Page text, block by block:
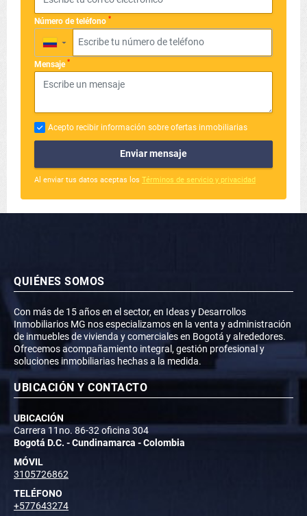
Número de teléfono *
▼
Mensaje *
Acepto recibir información sobre ofertas inmobiliarias
Enviar mensaje
Al enviar tus datos aceptas los Términos de servicio y privacidad
QUIÉNES SOMOS
Con más de 15 años en el sector, en Ideas y Desarrollos
Inmobiliarios MG nos especializamos en la venta y administración
de inmuebles de vivienda y comerciales en Bogotá y alrededores.
Ofrecemos acompañamiento integral, gestión profesional y
soluciones inmobiliarias hechas a la medida.
UBICACIÓN Y CONTACTO
UBICACIÓN
Carrera 11no. 86-32 oficina 304
Bogotá D.C. - Cundinamarca - Colombia
MÓVIL
3105726862
TELÉFONO
+577643274